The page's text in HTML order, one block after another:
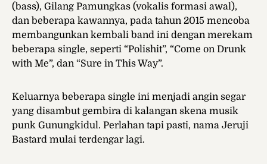
(bass), Gilang Pamungkas (vokalis formasi awal),
dan beberapa kawannya, pada tahun 2015 mencoba
membangunkan kembali band ini dengan merekam
beberapa single, seperti “Polishit”, “Come on Drunk
with Me”, dan “Sure in This Way”.
Keluarnya beberapa single ini menjadi angin segar
yang disambut gembira di kalangan skena musik
punk Gunungkidul. Perlahan tapi pasti, nama Jeruji
Bastard mulai terdengar lagi.